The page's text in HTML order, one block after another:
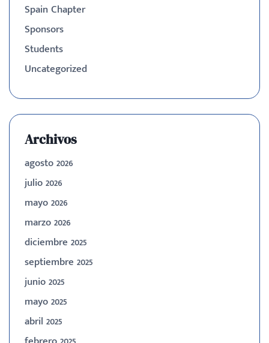
Spain Chapter
Sponsors
Students
Uncategorized
Archivos
agosto 2026
julio 2026
mayo 2026
marzo 2026
diciembre 2025
septiembre 2025
junio 2025
mayo 2025
abril 2025